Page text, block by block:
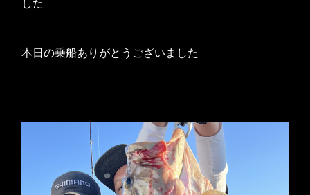
本日の乗船ありがとうございました